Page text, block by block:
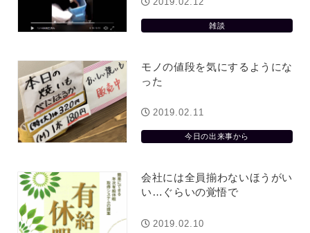
雑談
2019.02.12
モノの値段を気にするようにな
った
今日の出来事から
2019.02.11
会社には全員揃わないほうがい
い…ぐらいの覚悟で
2019.02.10